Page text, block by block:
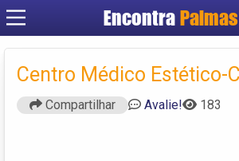
Encontra Palmas
Cadastrar
Criar conta
Centro Médico Estético-
Compartilhar Avalie! 183